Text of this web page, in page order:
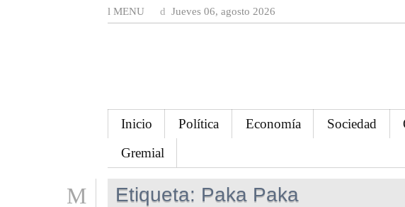
MENU Jueves 06, agosto 2026
Inicio Política Economía Sociedad
Gremial
Etiqueta: Paka Paka